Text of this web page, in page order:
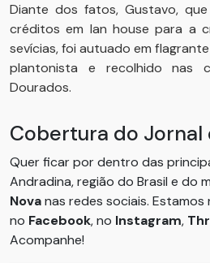
Diante dos fatos, Gustavo,
créditos em lan house para a
sevícias, foi autuado em
plantonista e recolhido nas
Dourados.
Cobertura do Jornal
Quer ficar por dentro das
Andradina, região do Brasil e do
Novanas redes sociais. Estamos
no Facebook, no Instagram,
Acompanhe!